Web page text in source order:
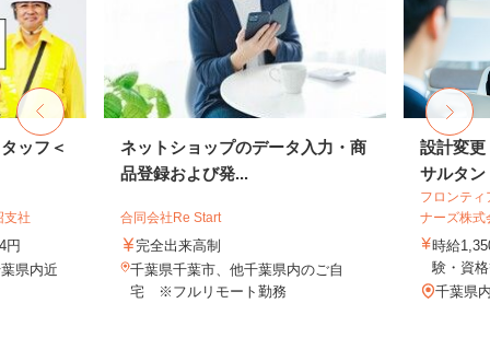
ッフ＜
社
円
県内近
ネットショップのデータ入力・商
品登録および発...
合同会社Re Start
完全出来高制
千葉県千葉市、他千葉県内のご自
宅 ※フルリモート勤務
設計変更
サルタン
フロンテ
ナーズ株式
時給
験・資
千葉県